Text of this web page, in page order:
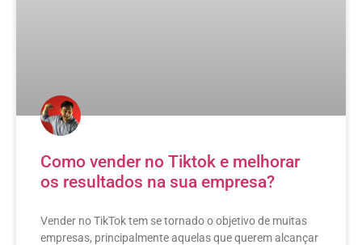
Como vender no Tiktok e melhorar
os resultados na sua empresa?
Vender no TikTok tem se tornado o objetivo de muitas
empresas, principalmente aquelas que querem alcançar